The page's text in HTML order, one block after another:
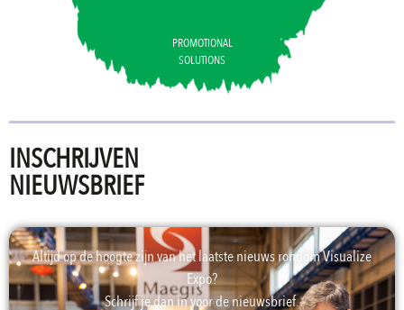
PROMOTIONAL
SOLUTIONS
INSCHRIJVEN
NIEUWSBRIEF
Altijd op de hoogte zijn van het laatste nieuws rondom Visualize
Expo?
Schrijf je dan in voor de nieuwsbrief.